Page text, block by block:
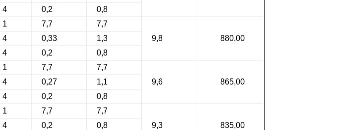
4 0,2 0,8
1 7,7
7,7
9,8
880,00
4 0,33
1,3
4 0,2 0,8
1 7,7
7,7
9,6
865,00
4 0,27
1,1
4 0,2 0,8
1 7,7
7,7
9,3
835,00
4 0,2
0,8